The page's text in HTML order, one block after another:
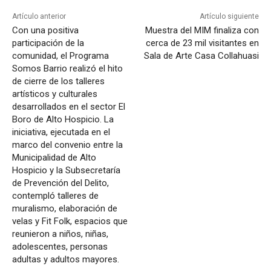
Artículo anterior
Con una positiva
participación de la
comunidad, el Programa
Somos Barrio realizó el hito
de cierre de los talleres
artísticos y culturales
desarrollados en el sector El
Boro de Alto Hospicio. La
iniciativa, ejecutada en el
marco del convenio entre la
Municipalidad de Alto
Hospicio y la Subsecretaría
de Prevención del Delito,
contempló talleres de
muralismo, elaboración de
velas y Fit Folk, espacios que
reunieron a niños, niñas,
adolescentes, personas
adultas y adultos mayores.
Artículo siguiente
Muestra del MIM finaliza con
cerca de 23 mil visitantes en
Sala de Arte Casa Collahuasi